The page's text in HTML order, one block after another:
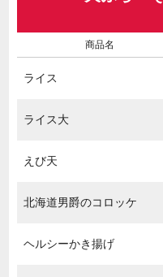
商品名
ライス
ライス大
えび天
北海道男爵のコロッケ
ヘルシーかき揚げ